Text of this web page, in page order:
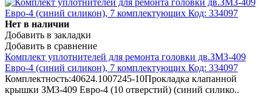
Нет в наличии
Добавить в закладки
Добавить в сравнение
Комплект уплотнителей для ремонта головки дв.ЗМЗ-409
Евро-4 (синий силикон), 7 комплектующих Код: 334097
Комплектность:40624.1007245-10Прокладка клапанной
крышки ЗМЗ-409 Евро-4 (10 отверстий) (синий силико..